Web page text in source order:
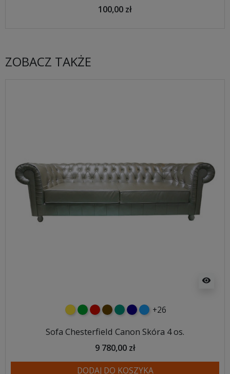
100,00 zł
ZOBACZ TAKŻE
visibility
żółtyzielonyczerwony
czekoladowy
turkusowy
granatowy
niebieski
+26
Sofa Chesterfield Canon Skóra 4 os.
9 780,00 zł
DODAJ DO KOSZYKA